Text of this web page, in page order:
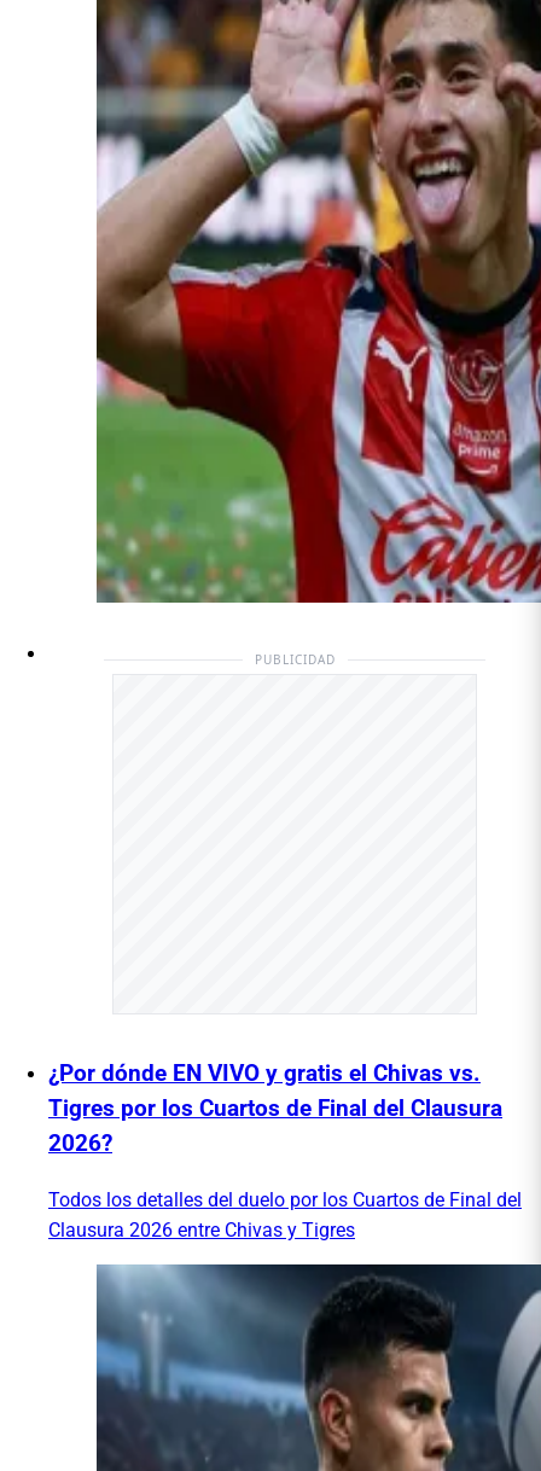
PUBLICIDAD
¿Por dónde EN VIVO y gratis el Chivas vs.
Tigres por los Cuartos de Final del Clausura
2026?
Todos los detalles del duelo por los Cuartos de Final del
Clausura 2026 entre Chivas y Tigres